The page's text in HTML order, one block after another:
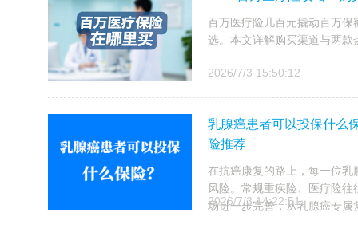
百万医疗险几百元撬动百万
选。本文详解购买渠道与两
2026/7/3 15:50:12
乳腺癌患者可以投保什么
险推荐
在抗癌康复的路上，每一位
风险。常规重疾险、医疗险
场进一步完善，从乳腺癌专
2026/7/3 14:22:51